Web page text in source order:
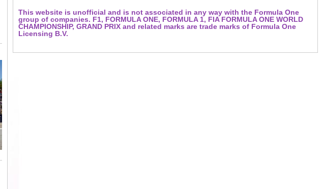
This website is unofficial and is not associated in any way with the Formula One
group of companies. F1, FORMULA ONE, FORMULA 1, FIA FORMULA ONE WORLD
CHAMPIONSHIP, GRAND PRIX and related marks are trade marks of Formula One
Licensing B.V.